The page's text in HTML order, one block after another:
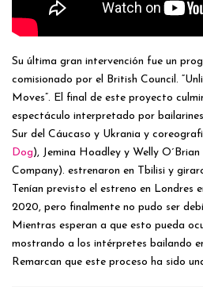
Su última gran intervención fue un
comisionado por el British Council.
Moves”. El final de este proyecto
espectáculo interpretado por
Sur del Cáucaso y Ukrania y
Dog), Jemina Hoadley y Welly
Company). estrenaron en Tbilisi y
Tenían previsto el estreno en Londres
2020, pero finalmente no pudo ser
Mientras esperan a que esto pueda
mostrando a los intérpretes bailando
Remarcan que este proceso ha sido